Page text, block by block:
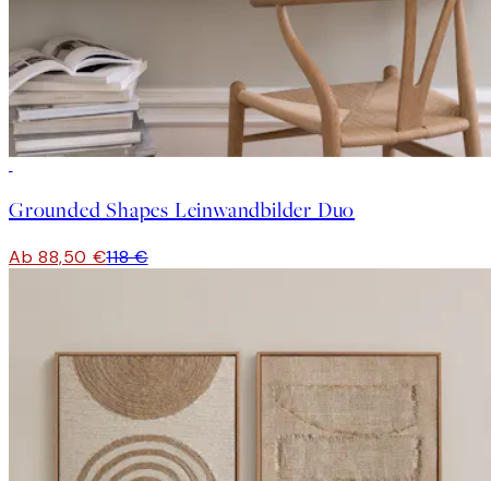
Grounded Shapes Leinwandbilder Duo
Ab 88,50 €118 €